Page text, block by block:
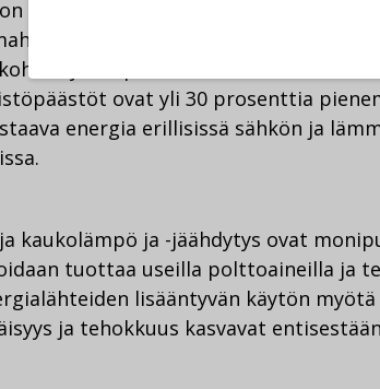
eittämättä tehokkain tapa
hyödyllisesti.
yli 90 prosenttiin.
ovat yli 30 prosenttia
energia erillisissä sähkön ja
kaukolämpö ja -jäähdytys ovat
tuottaa useilla polttoaineilla ja
lisääntyvän käytön
ja tehokkuus kasvavat